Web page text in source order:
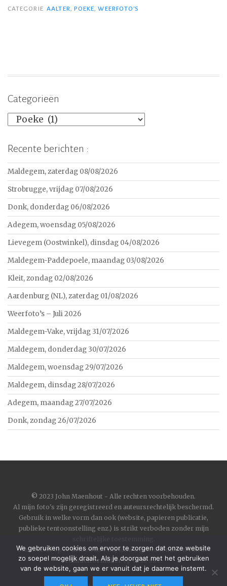
CATEGORIE AALTER, POEKE,WEERFOTO'S
Categorieën
Categorieën
Recente berichten :
Maldegem, zaterdag 08/08/2026
Strobrugge, vrijdag 07/08/2026
Donk, donderdag 06/08/2026
Adegem, woensdag 05/08/2026
Lievegem (Oostwinkel), dinsdag 04/08/2026
Maldegem-Paddepoele, maandag 03/08/2026
Kleit, zondag 02/08/2026
Aardenburg (NL), zaterdag 01/08/2026
Weerfoto’s – Juli 2026
Maldegem-Vake, vrijdag 31/07/2026
Maldegem, donderdag 30/07/2026
Maldegem, woensdag 29/07/2026
Maldegem, dinsdag 28/07/2026
Adegem, maandag 27/07/2026
Donk, zondag 26/07/2026
© 2023 John Maenhout - Alle rechten voorbehouden.
Al mijn foto's zijn geregistreerd en auteursrechtelijk beschermd.
Gebruik in welke vorm dan ook (website, papieren publicatie,
publieke tentoonstelling enz.) is strikt verboden zonder mijn
Om contact op te nemen met mij kunt u gebruik maken van het
contactformulierop deze site.
We gebruiken cookies om ervoor te zorgen dat onze website
zo soepel mogelijk draait. Als je doorgaat met het gebruiken
van de website, gaan we er vanuit dat je daarmee instemt.